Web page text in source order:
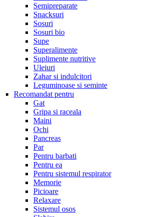
Semipreparate
Snacksuri
Sosuri
Sosuri bio
Supe
Superalimente
Suplimente nutritive
Uleiuri
Zahar si indulcitori
Leguminoase si seminte
Recomandat pentru
Gat
Gripa si raceala
Maini
Ochi
Pancreas
Par
Pentru barbati
Pentru ea
Pentru sistemul respirator
Memorie
Picioare
Relaxare
Sistemul osos